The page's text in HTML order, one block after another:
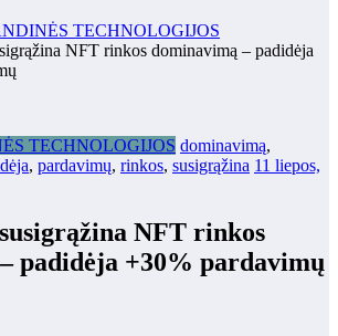
TECHNOLOGIJOS
NFT rinkos dominavimą – padidėja
TECHNOLOGIJOS dominavimą,
, pardavimų, rinkos, susigrąžina 11 liepos,
NFT rinkos
padidėja +30% pardavimų